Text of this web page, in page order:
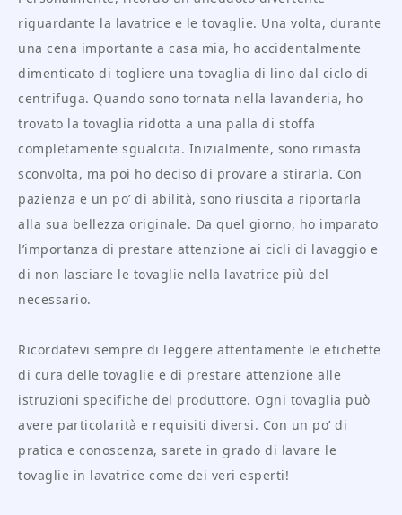
riguardante la lavatrice e le tovaglie. Una volta, durante
una cena importante a casa mia, ho accidentalmente
dimenticato di togliere una tovaglia di lino dal ciclo di
centrifuga. Quando sono tornata nella lavanderia, ho
trovato la tovaglia ridotta a una palla di stoffa
completamente sgualcita. Inizialmente, sono rimasta
sconvolta, ma poi ho deciso di provare a stirarla. Con
pazienza e un po’ di abilità, sono riuscita a riportarla
alla sua bellezza originale. Da quel giorno, ho imparato
l’importanza di prestare attenzione ai cicli di lavaggio e
di non lasciare le tovaglie nella lavatrice più del
necessario.
Ricordatevi sempre di leggere attentamente le etichette
di cura delle tovaglie e di prestare attenzione alle
istruzioni specifiche del produttore. Ogni tovaglia può
avere particolarità e requisiti diversi. Con un po’ di
pratica e conoscenza, sarete in grado di lavare le
tovaglie in lavatrice come dei veri esperti!